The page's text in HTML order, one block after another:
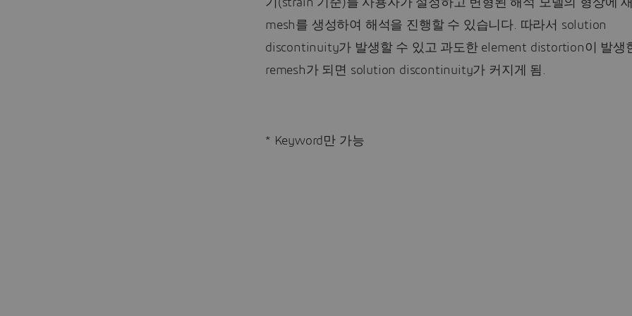
기(strain 기준)를 사용자가 설정하고 변형된 해석 모델의 형상에
mesh를 생성하여 해석을 진행할 수 있습니다. 따라서 solution
discontinuity가 발생할 수 있고 과도한 element distortion이 발생
remesh가 되면 solution discontinuity가 커지게 됨.
* Keyword만 가능